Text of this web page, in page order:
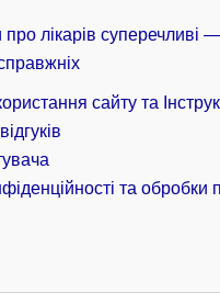
лікарів суперечливі —
сайту та
та обробки